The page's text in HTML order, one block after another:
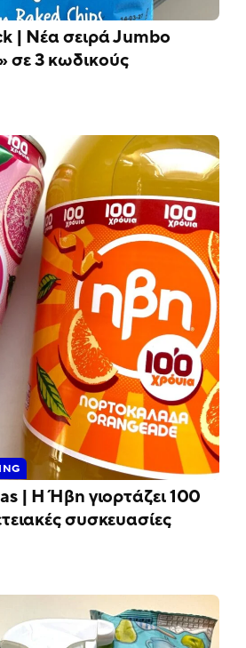
| Νέα σειρά Jumbo
3 κωδικούς
| Η Ήβη γιορτάζει 100
συσκευασίες